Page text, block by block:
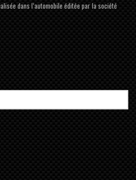
dans l’automobile éditée par la société